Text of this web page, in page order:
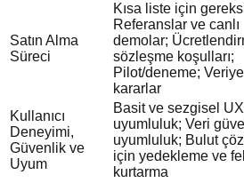
Satın Alma
Süreci
Kısa liste için
Referanslar ve canlı
demolar;
sözleşme koşulları;
Pilot/deneme;
kararlar
Kullanıcı
Deneyimi,
Güvenlik ve
Uyum
Basit ve sezgisel
uyumluluk; Veri
uyumluluk; Bulut
için yedekleme ve
kurtarma